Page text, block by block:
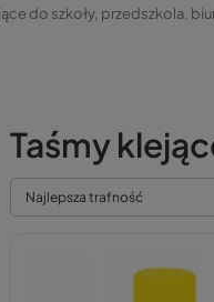
do szkoły, przedszkola,
Taśmy
Najlepsza trafność